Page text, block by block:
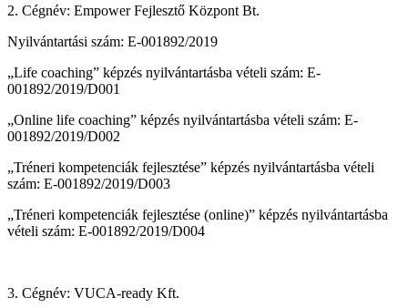
2. Cégnév: Empower Fejlesztő Központ Bt.
Nyilvántartási szám: E-001892/2019
„Life coaching” képzés nyilvántartásba vételi szám: E-
001892/2019/D001
„Online life coaching” képzés nyilvántartásba vételi szám: E-
001892/2019/D002
„Tréneri kompetenciák fejlesztése” képzés nyilvántartásba vételi
szám: E-001892/2019/D003
„Tréneri kompetenciák fejlesztése (online)” képzés nyilvántartásba
vételi szám: E-001892/2019/D004
3. Cégnév: VUCA-ready Kft.